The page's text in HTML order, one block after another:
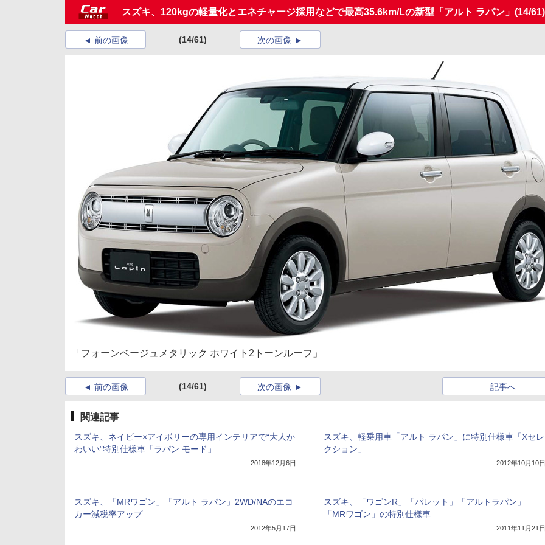
スズキ、120kgの軽量化とエネチャージ採用などで最高35.6km/Lの新型「アルト ラパン」 (14/61)
前の画像 (14/61) 次の画像
「フォーンベージュメタリック ホワイト2トーンルーフ」
前の画像 (14/61) 記事へ
次の画像
関連記事
スズキ、ネイビー×アイボリーの専用インテリアで“大人か
わいい”特別仕様車「ラパン モード」
2018年12月6日
スズキ、軽乗用車「アルト ラパン」に特別仕様車「Xセレ
クション」
2012年10月10日
スズキ、「MRワゴン」「アルト ラパン」2WD/NAのエコ
カー減税率アップ
2012年5月17日
スズキ、「ワゴンR」「パレット」「アルトラパン」
「MRワゴン」の特別仕様車
2011年11月21日